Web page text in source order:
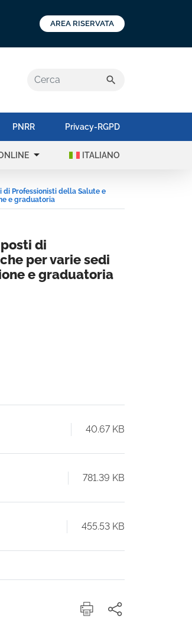
AREA RISERVATA
search
PNRR Privacy-RGPD
arrow_drop_down ITALIANO
di Professionisti della Salute e
e graduatoria
di
per varie sedi
e graduatoria
40.67 KB
781.39 KB
455.53 KB